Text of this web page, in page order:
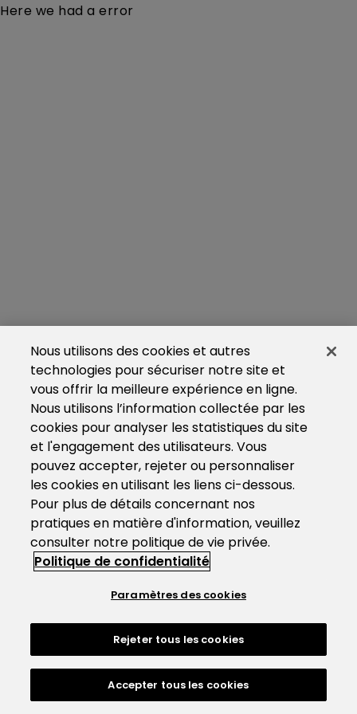
Here we had a error
Nous utilisons des cookies et autres
technologies pour sécuriser notre site et
vous offrir la meilleure expérience en ligne.
Nous utilisons l’information collectée par les
cookies pour analyser les statistiques du site
et l'engagement des utilisateurs. Vous
pouvez accepter, rejeter ou personnaliser
les cookies en utilisant les liens ci-dessous.
Pour plus de détails concernant nos
pratiques en matière d'information, veuillez
consulter notre politique de vie privée.
Politique de confidentialité
Paramètres des cookies
Rejeter tous les cookies
Accepter tous les cookies